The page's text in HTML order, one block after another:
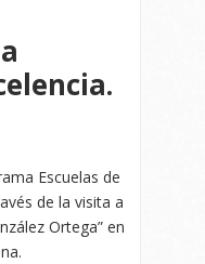
Escuelas de
de la visita a
Ortega” en